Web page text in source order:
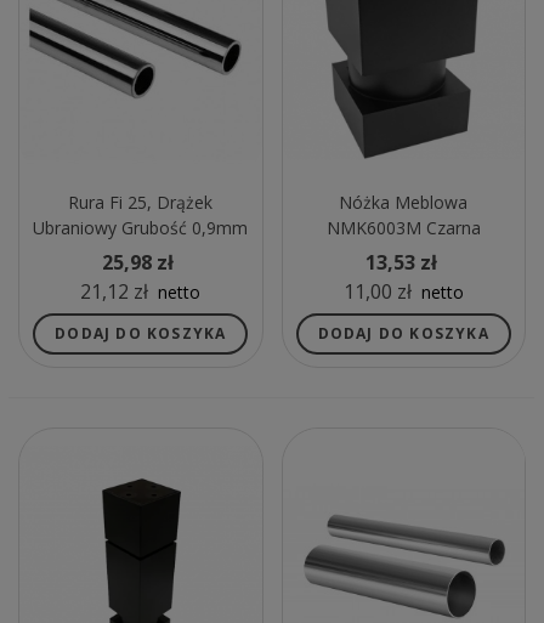
Rura Fi 25, Drążek
Ubraniowy Grubość 0,9mm
L-3m CHROM
25,98 zł
21,12 zł netto
DODAJ DO KOSZYKA
Nóżka Meblowa
NMK6003M Czarna
13,53 zł
11,00 zł netto
DODAJ DO KOSZYKA